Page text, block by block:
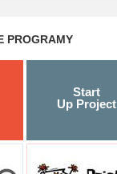
PROGRAMY
Start
Up Project